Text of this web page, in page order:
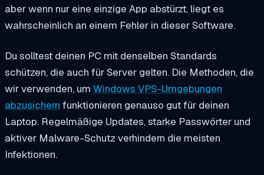
aber wenn nur eine einzige App abstürzt, liegt es
wahrscheinlich an einem Fehler in dieser Software.
Du solltest deinen PC mit denselben Standards
schützen, die auch für Server gelten. Die Methoden, die
wir verwenden, um Windows VPS-Umgebungen
abzusichern funktionieren genauso gut für deinen
Laptop. Regelmäßige Updates, starke Passwörter und
aktiver Malware-Schutz verhindern die meisten
Infektionen.